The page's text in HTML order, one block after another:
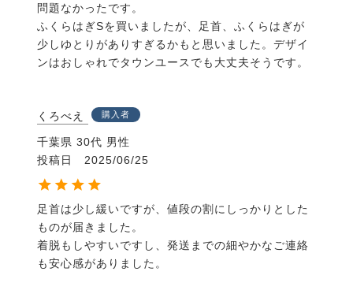
多くの人の想いを経て完成したブーツです。是非一度
お試し下さい。
・保管の際は型崩れを防ぐ為の【EQULIBERTA ブー
ーツケアBOX】のご使用をおすすめします。ロゴ入り
アガイド付きなので初めてのお手入れにも◎。
問題なかったです。
ふくらはぎSを買いましたが、足首、ふくらはぎが
少しゆとりがありすぎるかもと思いました。デザイ
ンはおしゃれでタウンユースでも大丈夫そうです。
くろべえ 購入者
千葉県 30代 男性
投稿日
2025/06/25
足首は少し緩いですが、値段の割にしっかりとした
ものが届きました。
着脱もしやすいですし、発送までの細やかなご連絡
も安心感がありました。